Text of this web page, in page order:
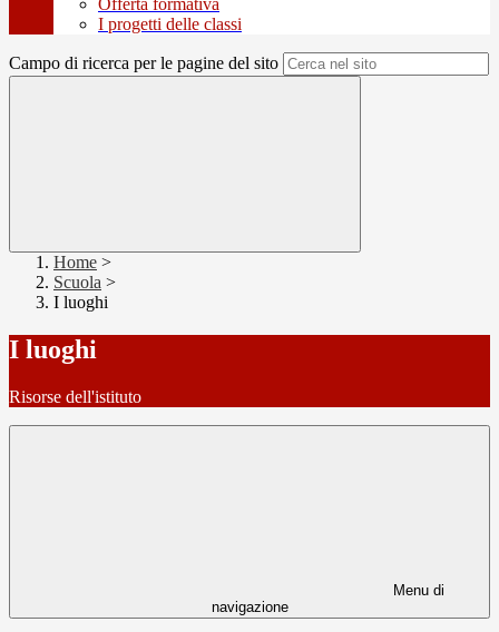
Offerta formativa
I progetti delle classi
Campo di ricerca per le pagine del sito
Home >
Scuola >
I luoghi
I luoghi
Risorse dell'istituto
Menu di
navigazione